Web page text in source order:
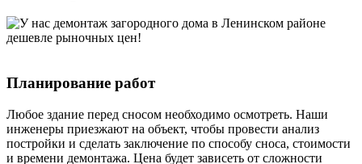
Планирование работ
Любое здание перед сносом необходимо осмотреть. Наши
инженеры приезжают на объект, чтобы провести анализ
постройки и сделать заключение по способу сноса, стоимости
и времени демонтажа. Цена будет зависеть от сложности